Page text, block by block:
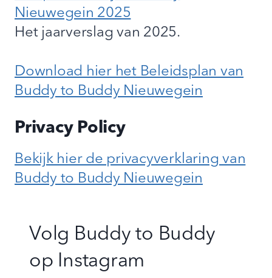
Nieuwegein 2025
Het jaarverslag van 2025.
Download hier het Beleidsplan van
Buddy to Buddy Nieuwegein
Privacy Policy
Bekijk hier de privacyverklaring van
Buddy to Buddy Nieuwegein
Volg Buddy to Buddy
op Instagram